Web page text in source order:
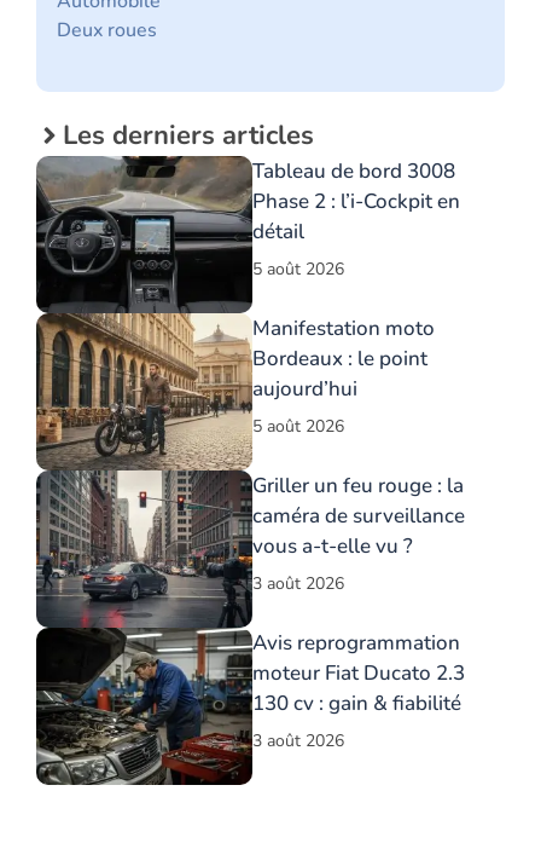
Deux roues
Les derniers articles
Tableau de bord 3008
Phase 2 : l’i-Cockpit en
détail
5 août 2026
Manifestation moto
Bordeaux : le point
aujourd’hui
5 août 2026
Griller un feu rouge : la
caméra de surveillance
vous a-t-elle vu ?
3 août 2026
Avis reprogrammation
moteur Fiat Ducato 2.3
130 cv : gain & fiabilité
3 août 2026